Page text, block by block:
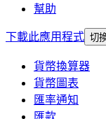
幫助
下載此應用程式 切
貨幣換算器
貨幣圖表
匯率通知